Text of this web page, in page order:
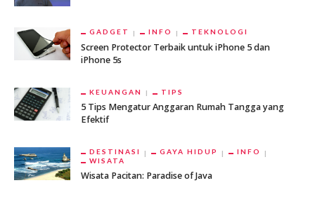
GADGET INFO TEKNOLOGI
Screen Protector Terbaik untuk iPhone 5 dan
iPhone 5s
KEUANGAN TIPS
5 Tips Mengatur Anggaran Rumah Tangga yang
Efektif
DESTINASI GAYA HIDUP
INFO
WISATA
Wisata Pacitan: Paradise of Java